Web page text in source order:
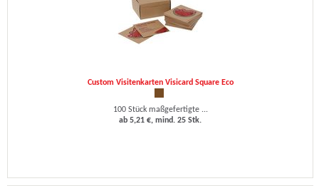
Custom Visitenkarten Visicard Square Eco
100 Stück maßgefertigte ...
ab 5,21 €, mind. 25 Stk.